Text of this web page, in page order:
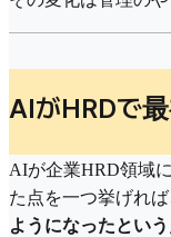
AIがHRDで
AIが企業HRD領域
た点を一つ挙げれ
ようになったとい